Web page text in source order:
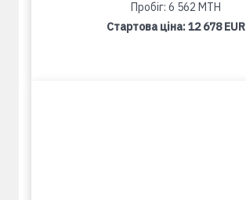
Пробіг: 6 562 MTH
Стартова ціна:12 678 EUR